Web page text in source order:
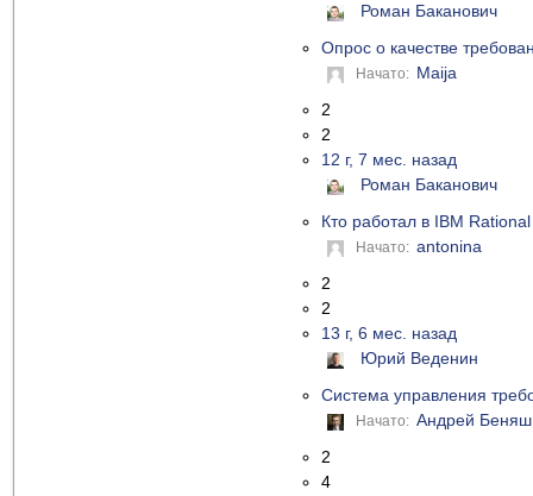
Роман Баканович
Опрос о качестве
Начато: Maija
2
2
12 г, 7 мес. назад
Роман Баканович
Кто работал в IBM
Начато: antonina
2
2
13 г, 6 мес. назад
Юрий Веденин
Система управления
Начато: Андрей Беняш
2
4